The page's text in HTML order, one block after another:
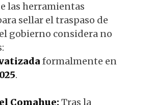
las herramientas
sellar el traspaso de
gobierno considera no
formalmente en
.
Comahue:Tras la